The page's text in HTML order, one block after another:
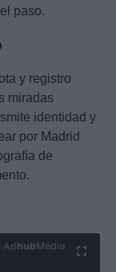
paso.
y registro
miradas
identidad y
por Madrid
de
Ad hubMedia